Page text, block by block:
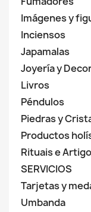
Imágenes y
Inciensos
Japamalas
Joyería y
Livros
Péndulos
Piedras y
Productos
Rituais e
SERVICIOS
Tarjetas y
Umbanda